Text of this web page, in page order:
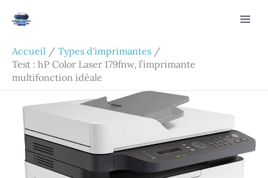
Accueil
Types d'imprimantes
Test : hP Color Laser 179fnw, l’imprimante
multifonction idéale
Rechercher